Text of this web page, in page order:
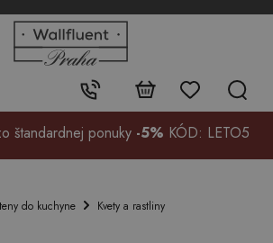
Kontakt:
+48
99
štandardnej ponuky -5% KÓD: LETO5
do kuchyne Kvety a rastliny